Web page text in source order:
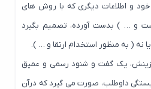
اطلاعات دیگری که با روش های
… ) بدست آورده، تصمیم بگیرد
به منظور استخدام ارتقا و … ).
یک گفت و شنود رسمی و عمیق
داوطلب، صورت می گیرد که درآن